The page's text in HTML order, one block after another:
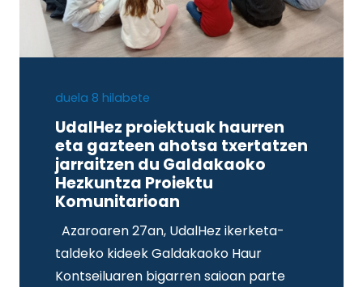
duela 8 hilabete
UdalHez proiektuak haurren
eta gazteen ahotsa txertatzen
jarraitzen du Galdakaoko
Hezkuntza Proiektu
Komunitarioan
Azaroaren 27an, UdalHez ikerketa-
taldeko kideek Galdakaoko Haur
Kontseiluaren bigarren saioan parte